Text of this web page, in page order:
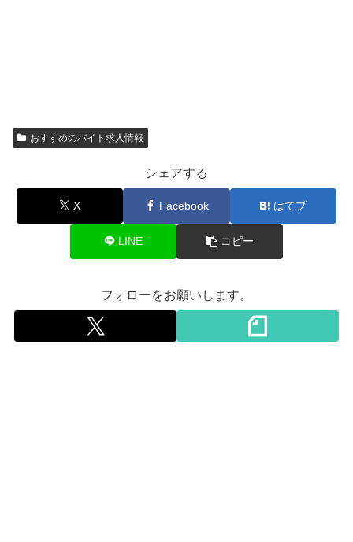
おすすめのバイト求人情報
シェアする
X Facebook はてブ
LINE コピー
フォローをお願いします。